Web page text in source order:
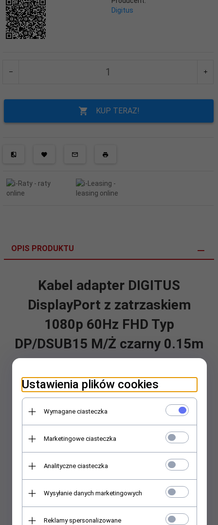
Digitus
KUP TERAZ!
OPIS PRODUKTU
Kabel adapter DIGITUS
DisplayPort z zatrzaskiem
1080p 60Hz FHD Typ
DP/DSUB15 M/Ż czarny 0.15m
Ustawienia plików cookies
Wymagane ciasteczka
Marketingowe ciasteczka
Analityczne ciasteczka
Wysyłanie danych marketingowych
Reklamy spersonalizowane